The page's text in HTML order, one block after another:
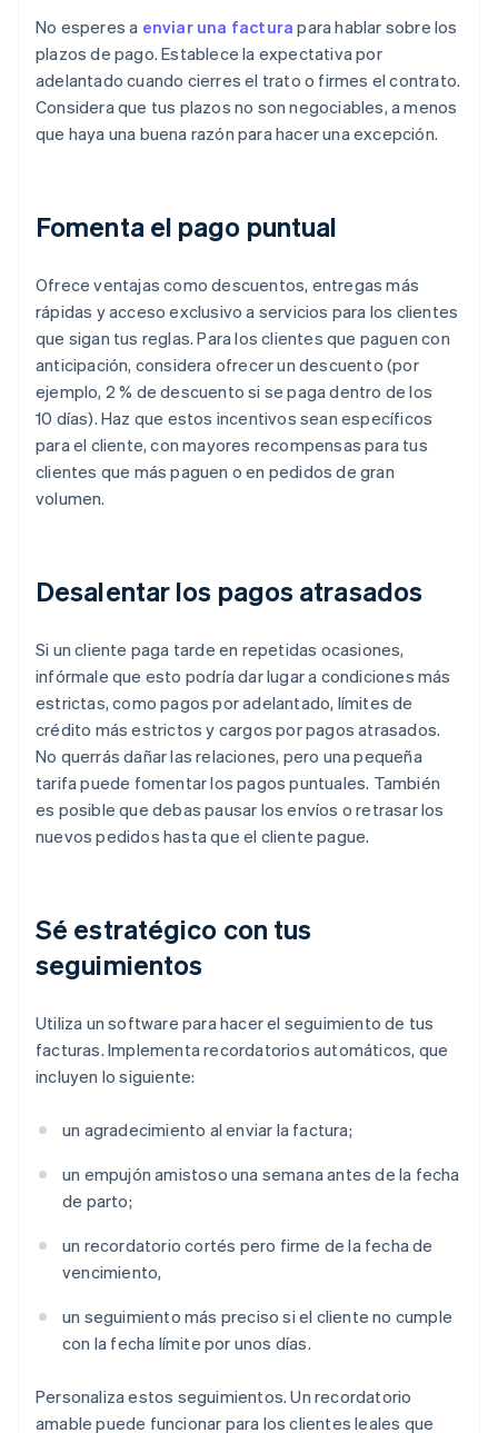
No esperes a enviar una factura para hablar sobre los
plazos de pago. Establece la expectativa por
adelantado cuando cierres el trato o firmes el contrato.
Considera que tus plazos no son negociables, a menos
que haya una buena razón para hacer una excepción.
Fomenta el pago puntual
Ofrece ventajas como descuentos, entregas más
rápidas y acceso exclusivo a servicios para los clientes
que sigan tus reglas. Para los clientes que paguen con
anticipación, considera ofrecer un descuento (por
ejemplo, 2 % de descuento si se paga dentro de los
10 días). Haz que estos incentivos sean específicos
para el cliente, con mayores recompensas para tus
clientes que más paguen o en pedidos de gran
volumen.
Desalentar los pagos atrasados
Si un cliente paga tarde en repetidas ocasiones,
infórmale que esto podría dar lugar a condiciones más
estrictas, como pagos por adelantado, límites de
crédito más estrictos y cargos por pagos atrasados.
No querrás dañar las relaciones, pero una pequeña
tarifa puede fomentar los pagos puntuales. También
es posible que debas pausar los envíos o retrasar los
nuevos pedidos hasta que el cliente pague.
Sé estratégico con tus
seguimientos
Utiliza un software para hacer el seguimiento de tus
facturas. Implementa recordatorios automáticos, que
incluyen lo siguiente:
un agradecimiento al enviar la factura;
un empujón amistoso una semana antes de la fecha
de parto;
un recordatorio cortés pero firme de la fecha de
vencimiento,
un seguimiento más preciso si el cliente no cumple
con la fecha límite por unos días.
Personaliza estos seguimientos. Un recordatorio
amable puede funcionar para los clientes leales que